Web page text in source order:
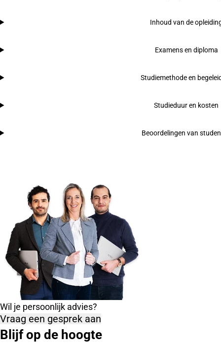
Inhoud van de
Examens en diploma
Studiemethode en
Studieduur en kosten
Beoordelingen van
Wil je persoonlijk advies?
Vraag een gesprek aan
Blijf op de hoogte